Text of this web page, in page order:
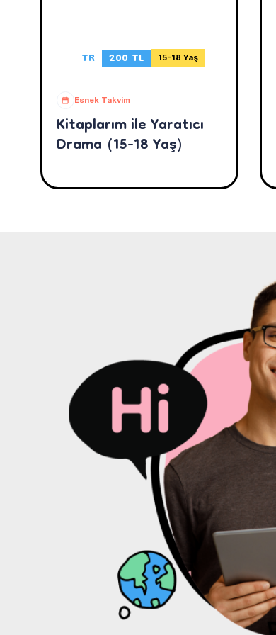
TR 200 TL 15-18 Yaş
Esnek Takvim
Kitaplarım ile Yaratıcı
Drama (15-18 Yaş)